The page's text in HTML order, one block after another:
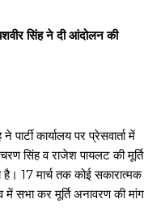
सिंह ने दी आंदोलन की
कार्यालय पर प्रेसवार्ता में
सिंह व राजेश पायलट की मूर्ति
17 मार्च तक कोई सकारात्मक
में सभा कर मूर्ति अनावरण की मांग